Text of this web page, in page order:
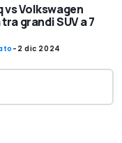
vs Volkswagen
grandi SUV a 7
- 2 dic 2024